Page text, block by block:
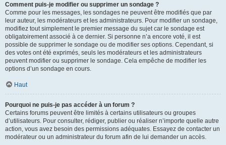
Comment puis-je modifier ou supprimer un sondage ?
Comme pour les messages, les sondages ne peuvent être modifiés que par
leur auteur, les modérateurs et les administrateurs. Pour modifier un sondage,
modifiez tout simplement le premier message du sujet car le sondage est
obligatoirement associé à ce dernier. Si personne n’a encore voté, il est
possible de supprimer le sondage ou de modifier ses options. Cependant, si
des votes ont été exprimés, seuls les modérateurs et les administrateurs
peuvent modifier ou supprimer le sondage. Cela empêche de modifier les
options d’un sondage en cours.
Haut
Pourquoi ne puis-je pas accéder à un forum ?
Certains forums peuvent être limités à certains utilisateurs ou groupes
d’utilisateurs. Pour consulter, rédiger, publier ou réaliser n’importe quelle autre
action, vous avez besoin des permissions adéquates. Essayez de contacter un
modérateur ou un administrateur du forum afin de lui demander un accès.